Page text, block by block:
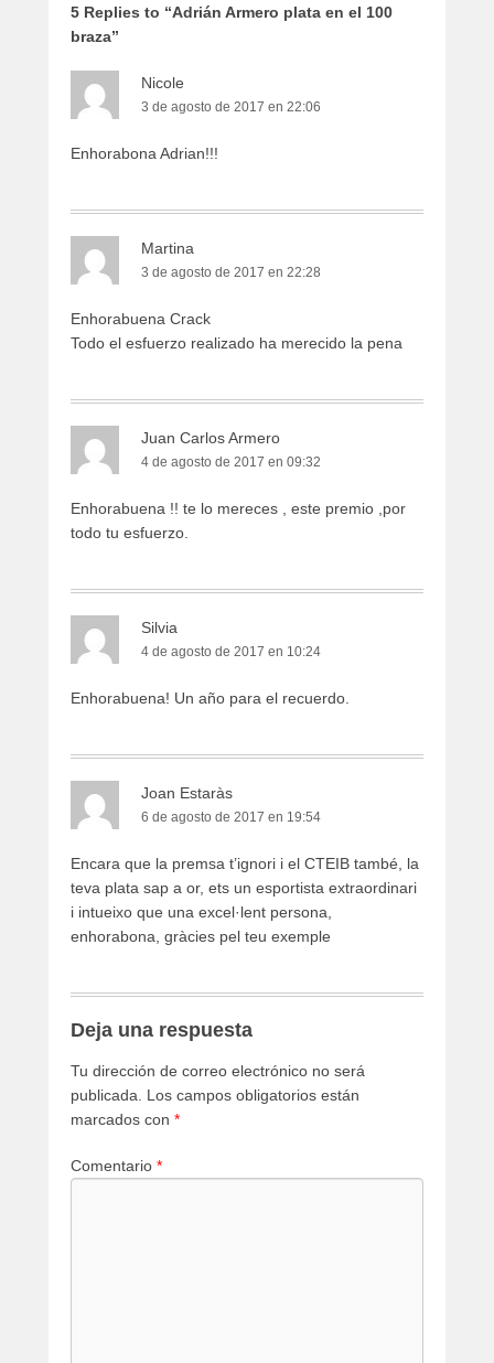
5 Replies to “Adrián Armero plata en el 100
braza”
Nicole
3 de agosto de 2017 en 22:06
Enhorabona Adrian!!!
Martina
3 de agosto de 2017 en 22:28
Enhorabuena Crack
Todo el esfuerzo realizado ha merecido la pena
Juan Carlos Armero
4 de agosto de 2017 en 09:32
Enhorabuena !! te lo mereces , este premio ,por
todo tu esfuerzo.
Silvia
4 de agosto de 2017 en 10:24
Enhorabuena! Un año para el recuerdo.
Joan Estaràs
6 de agosto de 2017 en 19:54
Encara que la premsa t’ignori i el CTEIB també, la
teva plata sap a or, ets un esportista extraordinari
i intueixo que una excel·lent persona,
enhorabona, gràcies pel teu exemple
Deja una respuesta
Tu dirección de correo electrónico no será
publicada.
Los campos obligatorios están
marcados con *
Comentario *